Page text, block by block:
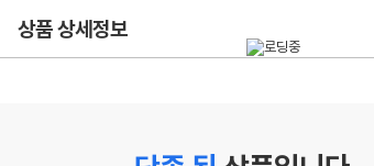
상품 상세정보